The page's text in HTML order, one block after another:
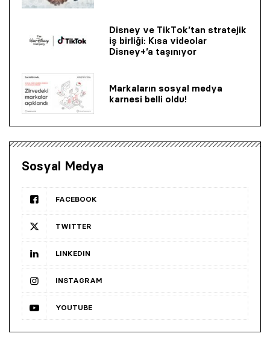
Disney ve TikTok’tan stratejik
iş birliği: Kısa videolar
Disney+’a taşınıyor
Markaların sosyal medya
karnesi belli oldu!
Sosyal Medya
FACEBOOK
TWITTER
LINKEDIN
INSTAGRAM
YOUTUBE